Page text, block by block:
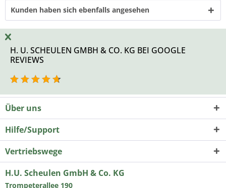
Kunden haben sich ebenfalls angesehen
H. U. SCHEULEN GMBH & CO. KG BEI GOOGLE
REVIEWS
Über uns
Hilfe/Support
Vertriebswege
H.U. Scheulen GmbH & Co. KG
Trompeterallee 190